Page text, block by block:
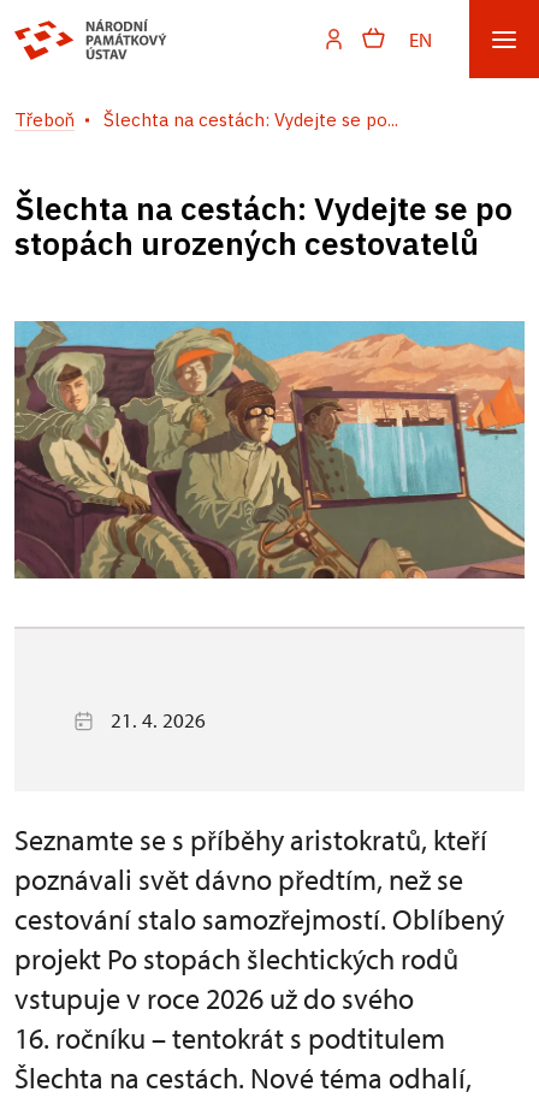
EN
Třeboň Šlechta na cestách: Vydejte se po...
Šlechta na cestách: Vydejte se po
stopách urozených cestovatelů
21. 4. 2026
Seznamte se s příběhy aristokratů, kteří
poznávali svět dávno předtím, než se
cestování stalo samozřejmostí. Oblíbený
projekt Po stopách šlechtických rodů
vstupuje v roce 2026 už do svého
16. ročníku – tentokrát s podtitulem
Šlechta na cestách. Nové téma odhalí,